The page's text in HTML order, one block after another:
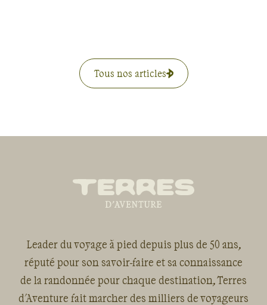
Tous nos articles
Leader du voyage à pied depuis plus de 50 ans,
réputé pour son savoir-faire et sa connaissance
de la randonnée pour chaque destination, Terres
d'Aventure fait marcher des milliers de voyageurs